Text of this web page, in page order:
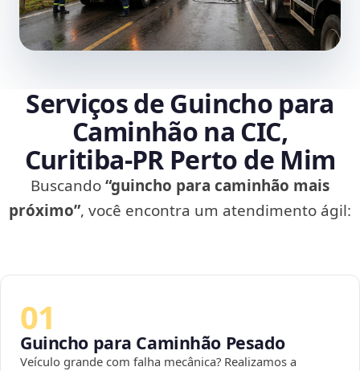
Serviços de Guincho para
Caminhão na CIC,
Curitiba‑PR Perto de Mim
Buscando“guincho para caminhão mais
próximo”, você encontra um atendimento ágil:
01
Guincho para Caminhão Pesado
Veículo grande com falha mecânica? Realizamos a